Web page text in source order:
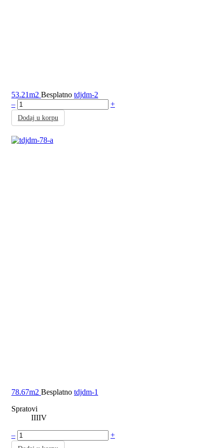
53.21m2 Besplatno tdjdm-2
–
+
Dodaj u korpu
78.67m2 Besplatno tdjdm-1
Spratovi
IIIIV
– +